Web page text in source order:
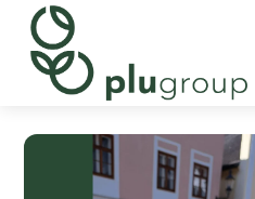
Skip
content